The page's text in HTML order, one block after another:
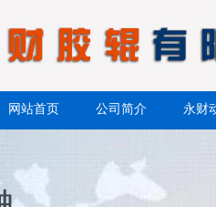
网站首页 公司简介 永财